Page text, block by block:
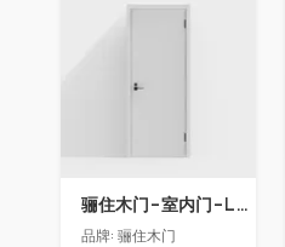
收藏
骊住木门-室内门-LAA单开门-YY漆白色
品牌: 骊住木门